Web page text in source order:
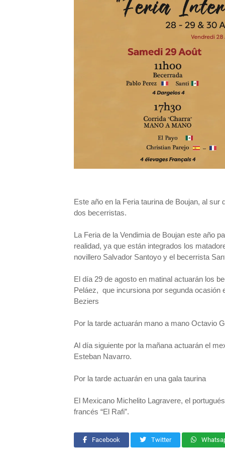
Este año en la Feria taurina de Boujan, al
dos becerristas.
La Feria de la Vendimia de Boujan este año
realidad, ya que están integrados los
novillero Salvador Santoyo y el becerrista
El día 29 de agosto en matinal actuarán los
Peláez, que incursiona por segunda ocasión
Beziers
Por la tarde actuarán mano a mano Octavio
Al día siguiente por la mañana actuarán el
Esteban Navarro.
Por la tarde actuarán en una gala taurina
El Mexicano Michelito Lagravere, el
francés “El Rafi”.
Facebook Twitter